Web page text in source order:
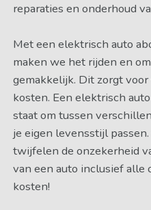
reparaties en onderhoud
Met een elektrisch auto
maken we het rijden en
gemakkelijk. Dit zorgt
kosten. Een elektrisch
staat om tussen
je eigen levensstijl
twijfelen de onzekerheid
van een auto inclusief
kosten!